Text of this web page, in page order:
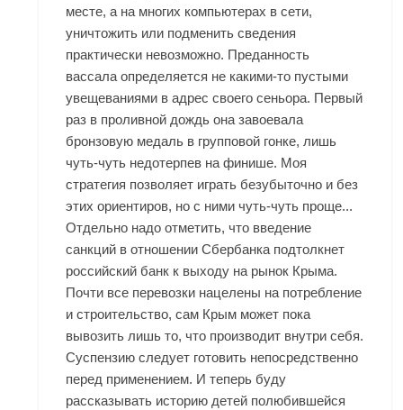
месте, а на многих компьютерах в сети,
уничтожить или подменить сведения
практически невозможно. Преданность
вассала определяется не какими-то пустыми
увещеваниями в адрес своего сеньора. Первый
раз в проливной дождь она завоевала
бронзовую медаль в групповой гонке, лишь
чуть-чуть недотерпев на финише. Моя
стратегия позволяет играть безубыточно и без
этих ориентиров, но с ними чуть-чуть проще...
Отдельно надо отметить, что введение
санкций в отношении Сбербанка подтолкнет
российский банк к выходу на рынок Крыма.
Почти все перевозки нацелены на потребление
и строительство, сам Крым может пока
вывозить лишь то, что производит внутри себя.
Суспензию следует готовить непосредственно
перед применением. И теперь буду
рассказывать историю детей полюбившейся